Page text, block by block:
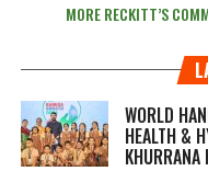
MORE RECKITT’S
WORLD
HEALTH &
KHURRANA